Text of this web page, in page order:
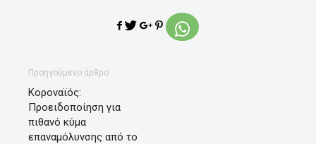
Προηγούμενο άρθρο
Κοροναϊός:
Προειδοποίηση για
πιθανό κύμα
επαναμόλυνσης από το